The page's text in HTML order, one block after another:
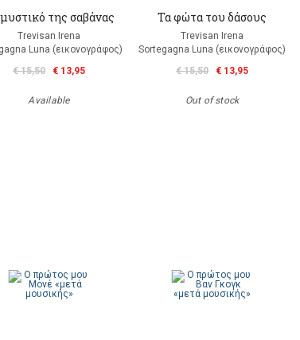
της σαβάνας
Trevisan Irena
Luna (εικονογράφος)
€ 15,50
€ 13,95
Available
Τα φώτα του δάσους
Trevisan Irena
Sortegagna Luna (εικονογράφος)
€ 15,50
€ 13,95
Out of stock